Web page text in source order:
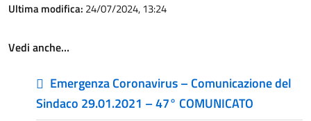
Ultima modifica: 24/07/2024, 13:24
Vedi anche…
Emergenza Coronavirus – Comunicazione del
Sindaco 29.01.2021 – 47° COMUNICATO